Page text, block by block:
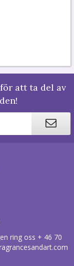
att ta del av
ring oss + 46 70